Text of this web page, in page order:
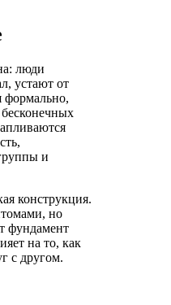
люди
устают от
формально,
и
конструкция.
но
фундамент
на то, как
с другом.